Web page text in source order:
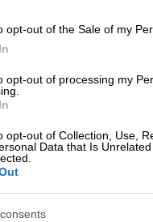
opt-out of the Sale of my
opt-out of processing my
opt-out of Collection, Use,
Data that Is
το ΕΘΝΟΣ στη Google
που
(1/2), ο οποίος